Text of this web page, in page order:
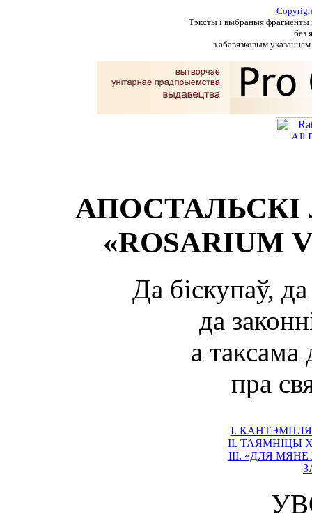
Тэксты і выбраныя фрагменты
без
з абавязковым
АПОСТАЛЬСКІ
«ROSARIUM
Да біскупаў,
да
а таксама
пра
І.
ІІ. ТАЯМНІЦЫ
ІІІ. «ДЛЯ